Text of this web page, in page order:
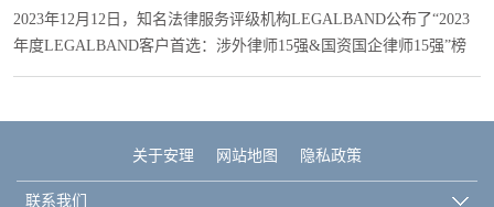
2023年12月12日，知名法律服务评级机构LEGALBAND公布了“2023
年度LEGALBAND客户首选：涉外律师15强&国资国企律师15强”榜
单。凭借在各自领域深厚的经验积累、出色的专业素养和优异的市场
律师15强”和“国资国企律师15强”。
关于安理
网站地图 隐私政策
联系我们